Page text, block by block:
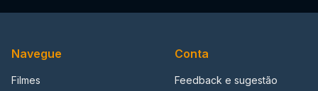
Navegue
Filmes
Conta
Feedback e sugestão